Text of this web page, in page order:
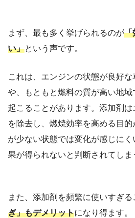
まず、最も多く挙げられるのが「
い」という声です。
これは、エンジンの状態が良好
や、もともと燃料の質が高い地
起こることがあります。添加剤
を除去し、燃焼効率を高める目
が少ない状態では変化が感じに
果が得られないと判断されてしま
また、添加剤を頻繁に使いすぎる
ぎ」もデメリットになり得ます。